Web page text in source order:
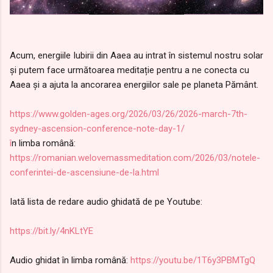
Acum, energiile Iubirii din Aaea au intrat în sistemul nostru solar
și putem face următoarea meditație pentru a ne conecta cu
Aaea și a ajuta la ancorarea energiilor sale pe planeta Pământ.
https://www.golden-ages.org/2026/03/26/2026-march-7th-
sydney-ascension-conference-note-day-1/
în limba română:
https://romanian.welovemassmeditation.com/2026/03/notele-
conferintei-de-ascensiune-de-la.html
Iată lista de redare audio ghidată de pe Youtube:
https://bit.ly/4nKLtYE
Audio ghidat în limba română: https://youtu.be/1T6y3PBMTgQ